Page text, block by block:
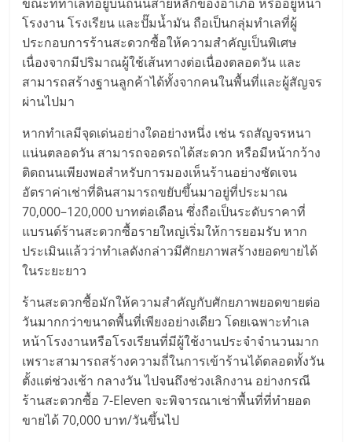
เปิด
ร้าน
ปรึกษา
ฟรี,
บริการ
พัฒนา
ระบบ
แฟ
รน
ไชส์"
โรงงาน โรงเรียน และปั๊มน้ำมัน ถือเป็นกลุ่มทำเลที่ผู้
ประกอบการร้านสะดวกซื้อให้ความสำคัญเป็นพิเศษ
เนื่องจากมีปริมาณผู้ใช้เส้นทางต่อเนื่องตลอดวัน และ
สามารถสร้างฐานลูกค้าได้ทั้งจากคนในพื้นที่และผู้สัญจร
ผ่านไปมา
หากทำเลมีจุดเด่นอย่างใดอย่างหนึ่ง เช่น รถสัญจรหนา
แน่นตลอดวัน สามารถจอดรถได้สะดวก หรือมีหน้ากว้าง
ติดถนนเพียงพอสำหรับการมองเห็นร้านอย่างชัดเจน
อัตราค่าเช่าที่ดินสามารถขยับขึ้นมาอยู่ที่ประมาณ
70,000–120,000 บาทต่อเดือน ซึ่งถือเป็นระดับราคาที่
แบรนด์ร้านสะดวกซื้อรายใหญ่เริ่มให้การยอมรับ หาก
ประเมินแล้วว่าทำเลดังกล่าวมีศักยภาพสร้างยอดขายได้
ในระยะยาว
ร้านสะดวกซื้อมักให้ความสำคัญกับศักยภาพยอดขายต่อ
วันมากกว่าขนาดพื้นที่เพียงอย่างเดียว โดยเฉพาะทำเล
หน้าโรงงานหรือโรงเรียนที่มีผู้ใช้งานประจำจำนวนมาก
เพราะสามารถสร้างความถี่ในการเข้าร้านได้ตลอดทั้งวัน
ตั้งแต่ช่วงเช้า กลางวัน ไปจนถึงช่วงเลิกงาน อย่างกรณี
ร้านสะดวกซื้อ 7-Eleven จะพิจารณาเช่าพื้นที่ที่ทำยอด
ขายได้ 70,000 บาท/วันขึ้นไป